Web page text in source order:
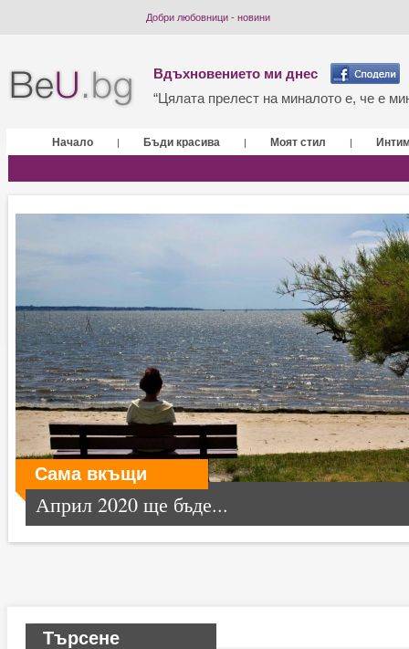
Добри любовници - новини
Вдъхновението ми днес
“Цялата прелест на миналото е, че е
Начало | Бъди красива | Моят стил |
Сама вкъщи
Април 2020 ще бъде...
Търсене